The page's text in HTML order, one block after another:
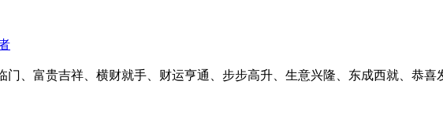
、富贵吉祥、横财就手、财运亨通、步步高升、生意兴隆、东成西就、恭喜